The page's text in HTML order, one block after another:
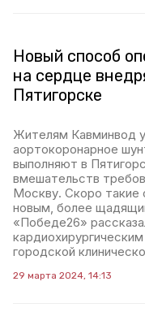
Новый способ
на сердце
Пятигорске
Жителям Кавминвод
аортокоронарное
выполняют в
вмешательств
Москву. Скоро такие
новым, более
«Победе26»
городской
29 марта 2024, 14:13